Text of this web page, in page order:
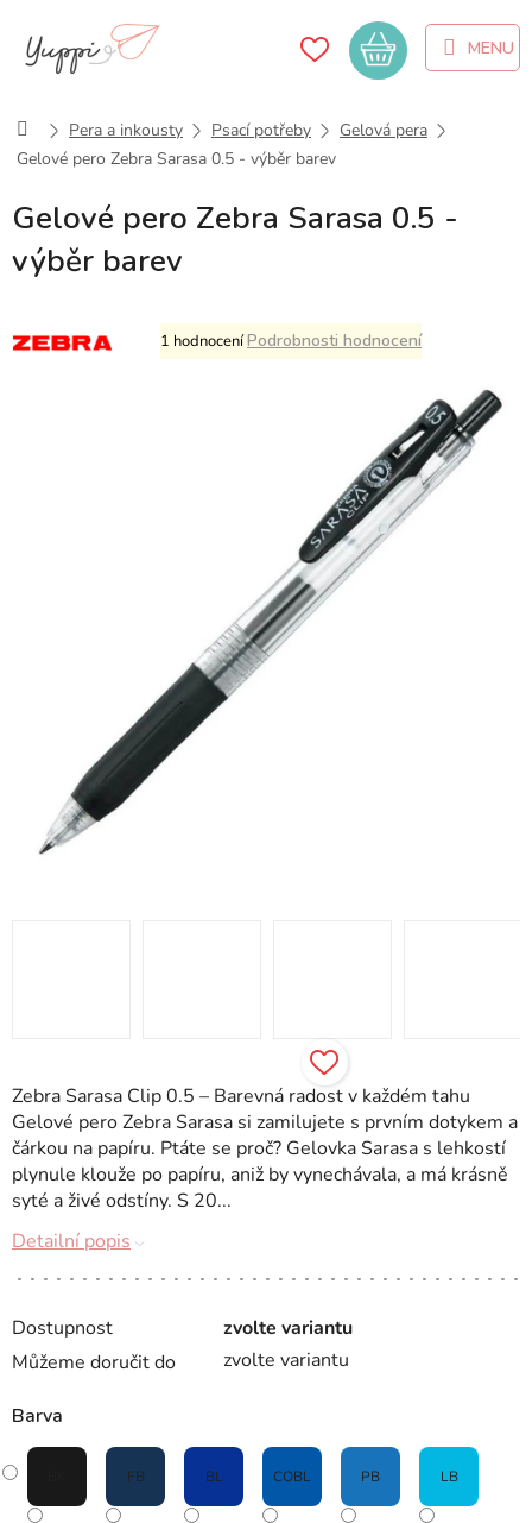
obsah
Nákupní
košík
DomůPera a inkousty Psací potřeby
Gelová pera
Gelové pero Zebra Sarasa 0.5 - výběr barev
Gelové pero Zebra Sarasa 0.5 -
výběr barev
Průměrné
hodnocení
1 hodnoceníPodrobnosti hodnocení
Dostupnost
zvolte variantu
Můžeme doručit do
zvolte variantu
Barva
FB BL COBL PB LB
Zebra Sarasa Clip 0.5 – Barevná radost v každém tahu
Gelové pero Zebra Sarasa si zamilujete s prvním dotykem a
čárkou na papíru. Ptáte se proč? Gelovka Sarasa s lehkostí
plynule klouže po papíru, aniž by vynechávala, a má krásně
syté a živé odstíny. S 20...
Detailní popis